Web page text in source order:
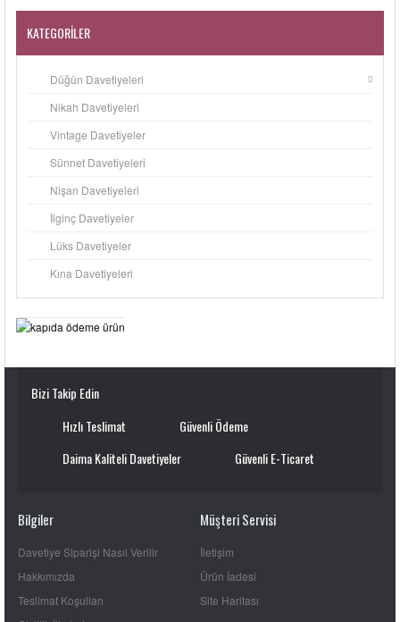
KATEGORILER
Düğün Davetiyeleri
Nikah Davetiyeleri
Vintage Davetiyeler
Sünnet Davetiyeleri
Nişan Davetiyeleri
İlginç Davetiyeler
Lüks Davetiyeler
Kına Davetiyeleri
Bizi Takip Edin
Hızlı Teslimat
Güvenli Ödeme
Daima Kaliteli Davetiyeler
Güvenli E-Ticaret
Bilgiler
Davetiye Siparişi Nasıl Verilir
Hakkımızda
Teslimat Koşulları
Müşteri Servisi
İletişim
Ürün İadesi
Site Haritası